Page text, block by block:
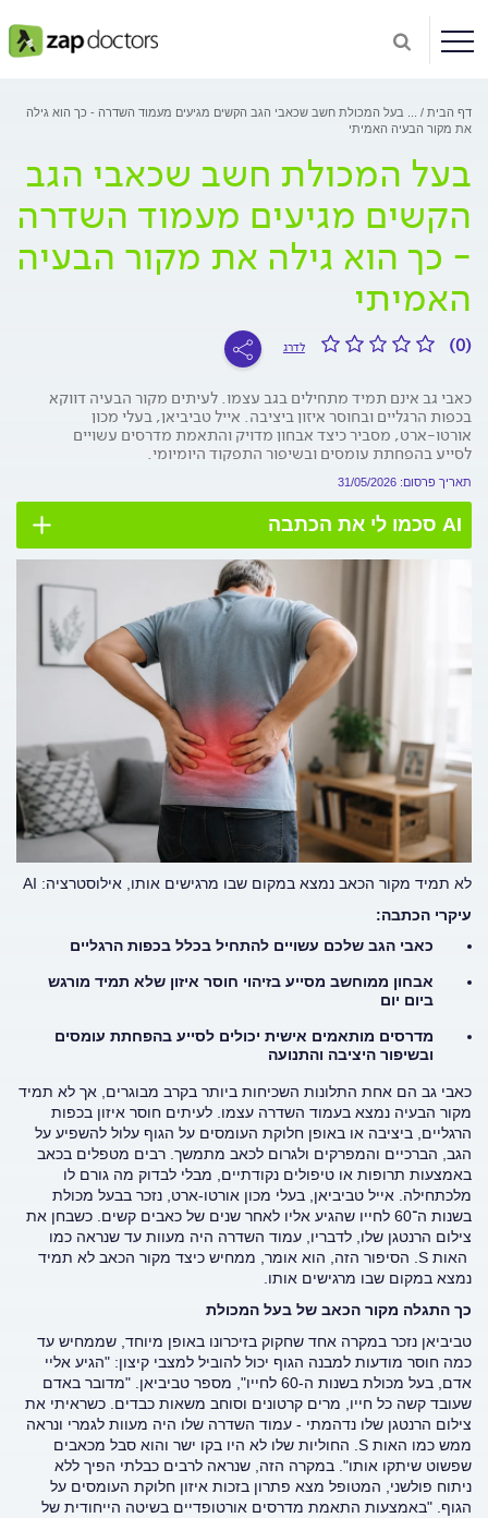
דף הבית
בעל המכולת חשב שכאבי הגב הקשים מגיעים מעמוד השדרה - כך הוא גילה
את מקור הבעיה האמיתי
בעל המכולת חשב שכאבי הגב
הקשים מגיעים מעמוד השדרה
- כך הוא גילה את מקור הבעיה
האמיתי
(0) לדרג
כאבי גב אינם תמיד מתחילים בגב עצמו. לעיתים מקור הבעיה דווקא
בכפות הרגליים ובחוסר איזון ביציבה. אייל טביביאן, בעלי מכון
אורטו-ארט, מסביר כיצד אבחון מדויק והתאמת מדרסים עשויים
לסייע בהפחתת עומסים ובשיפור התפקוד היומיומי.
תאריך פרסום: 31/05/2026
AI סכמו לי את הכתבה
לא תמיד מקור הכאב נמצא במקום שבו מרגישים אותו, אילוסטרציה: AI
עיקרי הכתבה:
כאבי הגב שלכם עשויים להתחיל בכלל בכפות הרגליים
אבחון ממוחשב מסייע בזיהוי חוסר איזון שלא תמיד מורגש
ביום יום
מדרסים מותאמים אישית יכולים לסייע בהפחתת עומסים
ובשיפור היציבה והתנועה
כאבי גב הם אחת התלונות השכיחות ביותר בקרב מבוגרים, אך לא תמיד
מקור הבעיה נמצא בעמוד השדרה עצמו. לעיתים חוסר איזון בכפות
הרגליים, ביציבה או באופן חלוקת העומסים על הגוף עלול להשפיע על
הגב, הברכיים והמפרקים ולגרום לכאב מתמשך. רבים מטפלים בכאב
באמצעות תרופות או טיפולים נקודתיים, מבלי לבדוק מה גורם לו
מלכתחילה. אייל טביביאן, בעלי מכון אורטו-ארט, נזכר בבעל מכולת
בשנות ה־60 לחייו שהגיע אליו לאחר שנים של כאבים קשים. כשבחן את
צילום הרנטגן שלו, לדבריו, עמוד השדרה היה מעוות עד שנראה כמו
האות S. הסיפור הזה, הוא אומר, ממחיש כיצד מקור הכאב לא תמיד
נמצא במקום שבו מרגישים אותו.
כך התגלה מקור הכאב של בעל המכולת
טביביאן נזכר במקרה אחד שחקוק בזיכרונו באופן מיוחד, שממחיש עד
כמה חוסר מודעות למבנה הגוף יכול להוביל למצבי קיצון: "הגיע אליי
אדם, בעל מכולת בשנות ה-60 לחייו", מספר טביביאן. "מדובר באדם
שעובד קשה כל חייו, מרים קרטונים וסוחב משאות כבדים. כשראיתי את
צילום הרנטגן שלו נדהמתי - עמוד השדרה שלו היה מעוות לגמרי ונראה
ממש כמו האות S. החוליות שלו לא היו בקו ישר והוא סבל מכאבים
שפשוט שיתקו אותו". במקרה הזה, שנראה לרבים כבלתי הפיך ללא
ניתוח פולשני, המטופל מצא פתרון בזכות איזון חלוקת העומסים על
הגוף. "באמצעות התאמת מדרסים אורטופדיים בשיטה הייחודית של